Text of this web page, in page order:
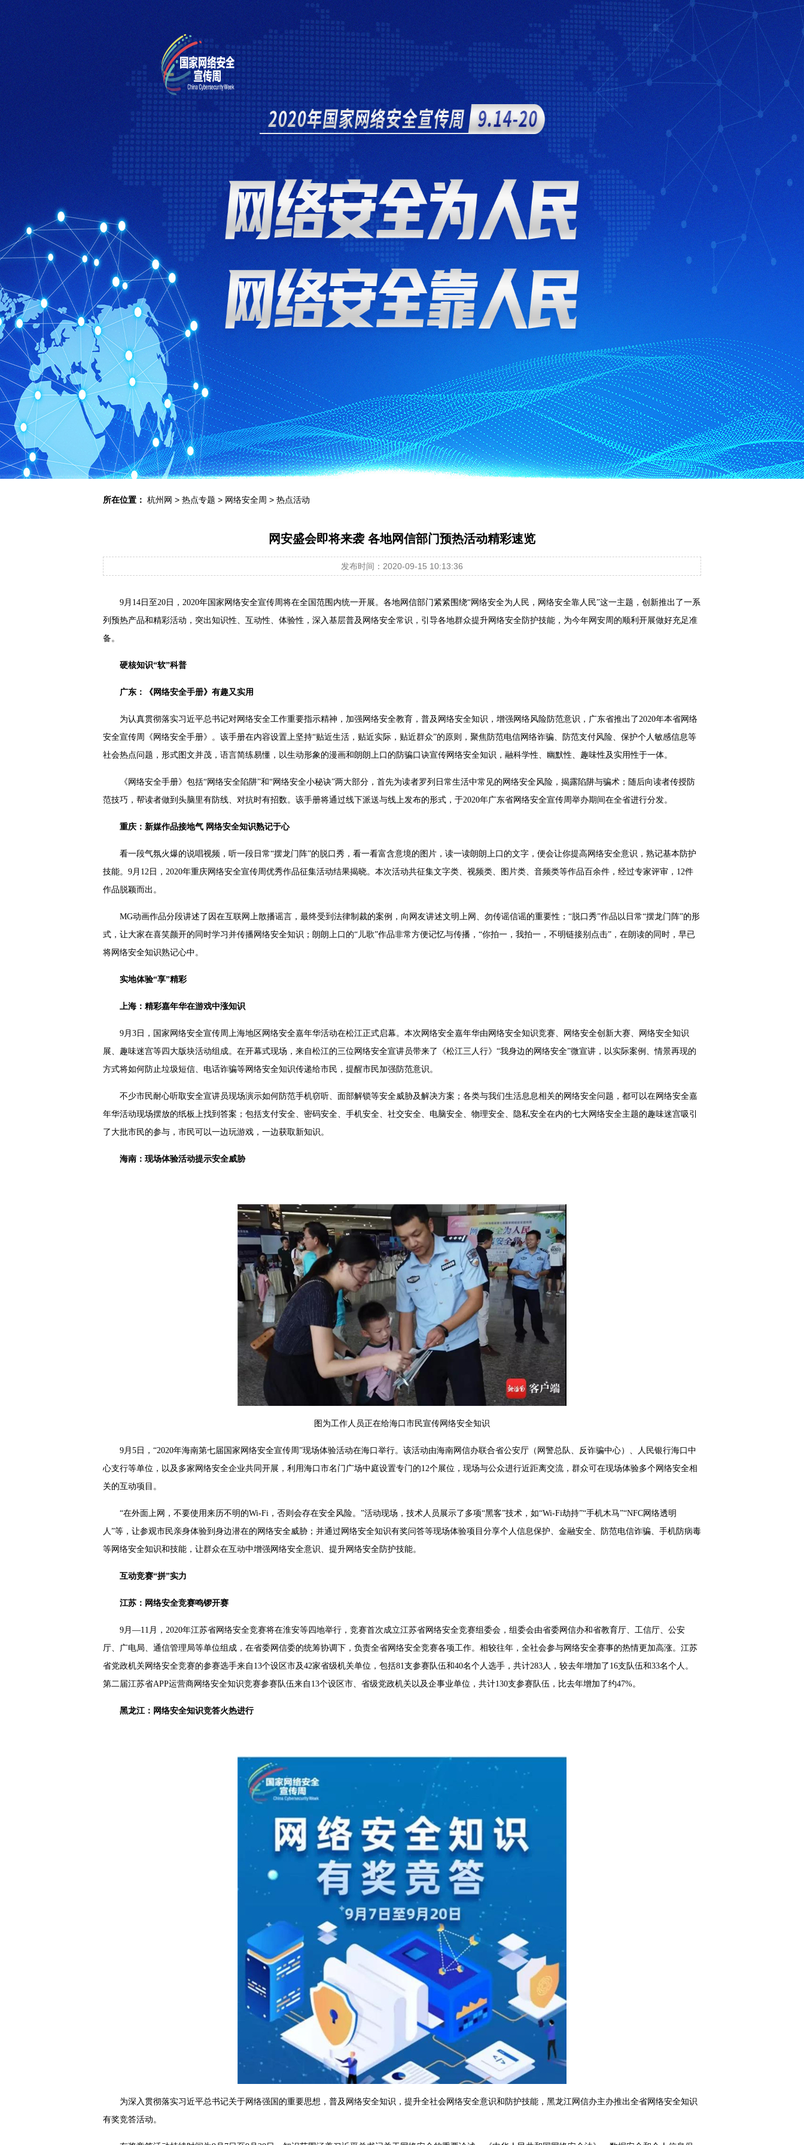
所在位置： 杭州网 > 热点专题 > 网络安全周 > 热点活动
网安盛会即将来袭 各地网信部门预热活动精彩速览
发布时间：2020-09-15 10:13:36
9月14日至20日，2020年国家网络安全宣传周将在全国范围内统一开展。各地网信部门紧紧围绕“网络安全为人民，网络安全靠人民”这一主题，创新推出了一系
列预热产品和精彩活动，突出知识性、互动性、体验性，深入基层普及网络安全常识，引导各地群众提升网络安全防护技能，为今年网安周的顺利开展做好充足准
备。
硬核知识“软”科普
广东：《网络安全手册》有趣又实用
为认真贯彻落实习近平总书记对网络安全工作重要指示精神，加强网络安全教育，普及网络安全知识，增强网络风险防范意识，广东省推出了2020年本省网络
安全宣传周《网络安全手册》。该手册在内容设置上坚持“贴近生活，贴近实际，贴近群众”的原则，聚焦防范电信网络诈骗、防范支付风险、保护个人敏感信息等
社会热点问题，形式图文并茂，语言简练易懂，以生动形象的漫画和朗朗上口的防骗口诀宣传网络安全知识，融科学性、幽默性、趣味性及实用性于一体。
《网络安全手册》包括“网络安全陷阱”和“网络安全小秘诀”两大部分，首先为读者罗列日常生活中常见的网络安全风险，揭露陷阱与骗术；随后向读者传授防
范技巧，帮读者做到头脑里有防线、对抗时有招数。该手册将通过线下派送与线上发布的形式，于2020年广东省网络安全宣传周举办期间在全省进行分发。
重庆：新媒作品接地气 网络安全知识熟记于心
看一段气氛火爆的说唱视频，听一段日常“摆龙门阵”的脱口秀，看一看富含意境的图片，读一读朗朗上口的文字，便会让你提高网络安全意识，熟记基本防护
技能。9月12日，2020年重庆网络安全宣传周优秀作品征集活动结果揭晓。本次活动共征集文字类、视频类、图片类、音频类等作品百余件，经过专家评审，12件
作品脱颖而出。
MG动画作品分段讲述了因在互联网上散播谣言，最终受到法律制裁的案例，向网友讲述文明上网、勿传谣信谣的重要性；“脱口秀”作品以日常“摆龙门阵”的形
式，让大家在喜笑颜开的同时学习并传播网络安全知识；朗朗上口的“儿歌”作品非常方便记忆与传播，“你拍一，我拍一，不明链接别点击”，在朗读的同时，早已
将网络安全知识熟记心中。
实地体验“享”精彩
上海：精彩嘉年华在游戏中涨知识
9月3日，国家网络安全宣传周上海地区网络安全嘉年华活动在松江正式启幕。本次网络安全嘉年华由网络安全知识竞赛、网络安全创新大赛、网络安全知识
展、趣味迷宫等四大版块活动组成。在开幕式现场，来自松江的三位网络安全宣讲员带来了《松江三人行》“我身边的网络安全”微宣讲，以实际案例、情景再现的
方式将如何防止垃圾短信、电话诈骗等网络安全知识传递给市民，提醒市民加强防范意识。
不少市民耐心听取安全宣讲员现场演示如何防范手机窃听、面部解锁等安全威胁及解决方案；各类与我们生活息息相关的网络安全问题，都可以在网络安全嘉
年华活动现场摆放的纸板上找到答案；包括支付安全、密码安全、手机安全、社交安全、电脑安全、物理安全、隐私安全在内的七大网络安全主题的趣味迷宫吸引
了大批市民的参与，市民可以一边玩游戏，一边获取新知识。
海南：现场体验活动提示安全威胁
图为工作人员正在给海口市民宣传网络安全知识
9月5日，“2020年海南第七届国家网络安全宣传周”现场体验活动在海口举行。该活动由海南网信办联合省公安厅（网警总队、反诈骗中心）、人民银行海口中
心支行等单位，以及多家网络安全企业共同开展，利用海口市名门广场中庭设置专门的12个展位，现场与公众进行近距离交流，群众可在现场体验多个网络安全相
关的互动项目。
“在外面上网，不要使用来历不明的Wi-Fi，否则会存在安全风险。”活动现场，技术人员展示了多项“黑客”技术，如“Wi-Fi劫持”“手机木马”“NFC网络透明
人”等，让参观市民亲身体验到身边潜在的网络安全威胁；并通过网络安全知识有奖问答等现场体验项目分享个人信息保护、金融安全、防范电信诈骗、手机防病毒
等网络安全知识和技能，让群众在互动中增强网络安全意识、提升网络安全防护技能。
互动竞赛“拼”实力
江苏：网络安全竞赛鸣锣开赛
9月—11月，2020年江苏省网络安全竞赛将在淮安等四地举行，竞赛首次成立江苏省网络安全竞赛组委会，组委会由省委网信办和省教育厅、工信厅、公安
厅、广电局、通信管理局等单位组成，在省委网信委的统筹协调下，负责全省网络安全竞赛各项工作。相较往年，全社会参与网络安全赛事的热情更加高涨。江苏
省党政机关网络安全竞赛的参赛选手来自13个设区市及42家省级机关单位，包括81支参赛队伍和40名个人选手，共计283人，较去年增加了16支队伍和33名个人。
第二届江苏省APP运营商网络安全知识竞赛参赛队伍来自13个设区市、省级党政机关以及企事业单位，共计130支参赛队伍，比去年增加了约47%。
黑龙江：网络安全知识竞答火热进行
为深入贯彻落实习近平总书记关于网络强国的重要思想，普及网络安全知识，提升全社会网络安全意识和防护技能，黑龙江网信办主办推出全省网络安全知识
有奖竞答活动。